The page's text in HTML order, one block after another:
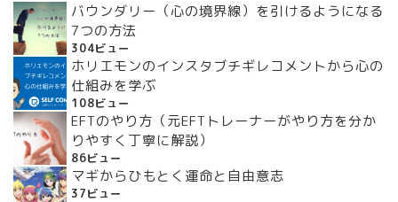
バウンダリー（心の境界線）を引けるようになる
7つの方法
304ビュー
ホリエモンのインスタブチギレコメントから心の
仕組みを学ぶ
108ビュー
EFTのやり方（元EFTトレーナーがやり方を分か
りやすく丁寧に解説）
86ビュー
マギからひもとく運命と自由意志
37ビュー